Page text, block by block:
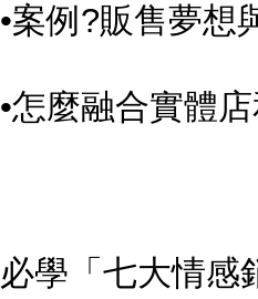
•案例?販售夢想
•怎麼融合實體
必學「七大情感